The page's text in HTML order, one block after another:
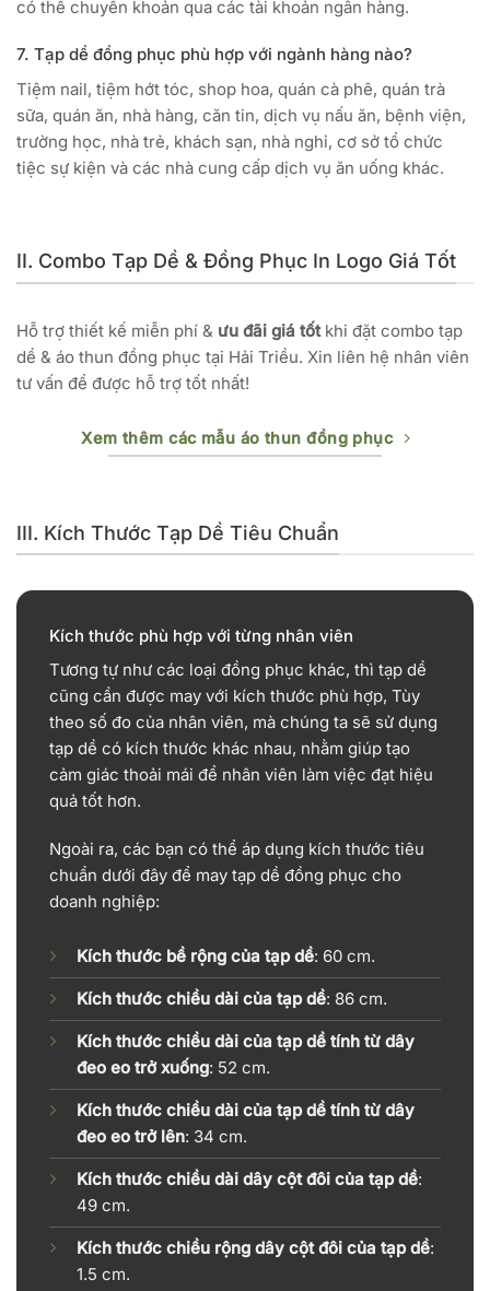
có thể chuyển khoản qua các tài khoản ngân hàng.
7. Tạp dề đồng phục phù hợp với ngành hàng nào?
Tiệm nail, tiệm hớt tóc, shop hoa, quán cà phê, quán trà
sữa, quán ăn, nhà hàng, căn tin, dịch vụ nấu ăn, bệnh viện,
trường học, nhà trẻ, khách sạn, nhà nghỉ, cơ sở tổ chức
tiệc sự kiện và các nhà cung cấp dịch vụ ăn uống khác.
II. Combo Tạp Dề & Đồng Phục In Logo Giá Tốt
Hỗ trợ thiết kế miễn phí & ưu đãi giá tốtkhi đặt combo tạp
dề & áo thun đồng phục tại Hải Triều. Xin liên hệ nhân viên
tư vấn để được hỗ trợ tốt nhất!
Xem thêm các mẫu áo thun đồng phục
III. Kích Thước Tạp Dề Tiêu Chuẩn
Kích thước phù hợp với từng nhân viên
Tương tự như các loại đồng phục khác, thì tạp dề
cũng cần được may với kích thước phù hợp, Tùy
theo số đo của nhân viên, mà chúng ta sẽ sử dụng
tạp dề có kích thước khác nhau, nhằm giúp tạo
cảm giác thoải mái để nhân viên làm việc đạt hiệu
quả tốt hơn.
Ngoài ra, các bạn có thể áp dụng kích thước tiêu
chuẩn dưới đây để may tạp dề đồng phục cho
doanh nghiệp:
Kích thước bề rộng của tạp dề: 60 cm.
Kích thước chiều dài của tạp dề: 86 cm.
Kích thước chiều dài của tạp dề tính từ dây
đeo eo trở xuống: 52 cm.
Kích thước chiều dài của tạp dề tính từ dây
đeo eo trở lên: 34 cm.
Kích thước chiều dài dây cột đôi của tạp dề:
49 cm.
Kích thước chiều rộng dây cột đôi của tạp dề:
1.5 cm.